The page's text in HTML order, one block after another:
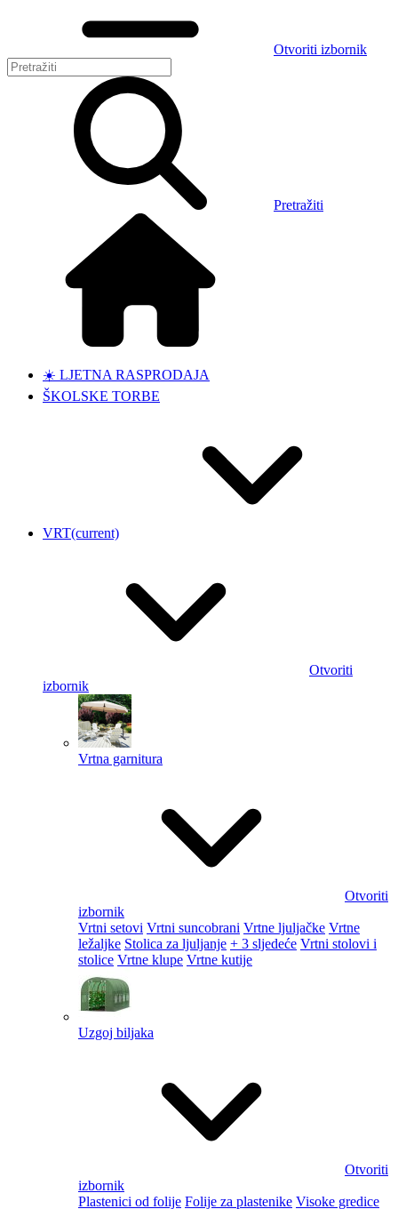
Otvoriti izbornik
Pretražiti
☀️ LJETNA RASPRODAJA
ŠKOLSKE TORBE
VRT(current)
Otvoriti
izbornik
Vrtna garnitura
Otvoriti
izbornik
Vrtni setovi Vrtni suncobrani Vrtne ljuljačke Vrtne
ležaljke Stolica za ljuljanje + 3 sljedeće Vrtni stolovi i
stolice Vrtne klupe Vrtne kutije
Uzgoj biljaka
Otvoriti
izbornik
Plastenici od folije Folije za plastenike Visoke gredice